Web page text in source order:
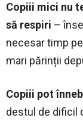
Copiii mici nu
să respiri –
necesar timp
mari părinții
Copiii pot
destul de dificil